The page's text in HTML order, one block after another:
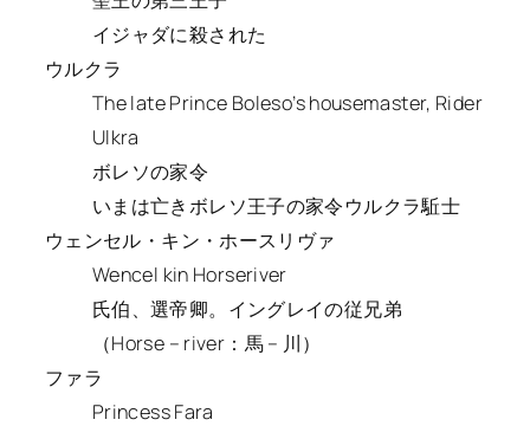
イジャダに殺された
ウルクラ
The late Prince Boleso’s housemaster, Rider
Ulkra
ボレソの家令
いまは亡きボレソ王子の家令ウルクラ駈士
ウェンセル・キン・ホースリヴァ
Wencel kin Horseriver
氏伯、選帝卿。イングレイの従兄弟
（Horse – river：馬 – 川）
ファラ
Princess Fara